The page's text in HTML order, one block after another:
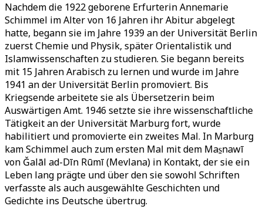
Nachdem die 1922 geborene Erfurterin Annemarie
Schimmel im Alter von 16 Jahren ihr Abitur abgelegt
hatte, begann sie im Jahre 1939 an der Universität Berlin
zuerst Chemie und Physik, später Orientalistik und
Islamwissenschaften zu studieren. Sie begann bereits
mit 15 Jahren Arabisch zu lernen und wurde im Jahre
1941 an der Universität Berlin promoviert. Bis
Kriegsende arbeitete sie als Übersetzerin beim
Auswärtigen Amt. 1946 setzte sie ihre wissenschaftliche
Tätigkeit an der Universität Marburg fort, wurde
habilitiert und promovierte ein zweites Mal. In Marburg
kam Schimmel auch zum ersten Mal mit dem Mas̱nawī
von Ǧalāl ad-Dīn Rūmī (Mevlana) in Kontakt, der sie ein
Leben lang prägte und über den sie sowohl Schriften
verfasste als auch ausgewählte Geschichten und
Gedichte ins Deutsche übertrug.